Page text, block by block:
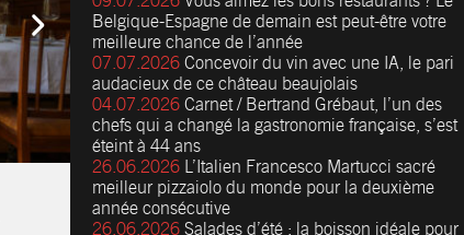
Belgique-Espagne de demain est peut-être votre
meilleure chance de l’année
07.07.2026 Concevoir du vin avec une IA, le pari
audacieux de ce château beaujolais
04.07.2026 Carnet / Bertrand Grébaut, l’un des
chefs qui a changé la gastronomie française, s’est
éteint à 44 ans
26.06.2026 L’Italien Francesco Martucci sacré
meilleur pizzaiolo du monde pour la deuxième
année consécutive
26.06.2026 Salades d’été : la boisson idéale pour